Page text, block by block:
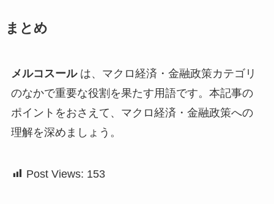
まとめ
メルコスールは、マクロ経済・金融政策カテゴリ
のなかで重要な役割を果たす用語です。本記事の
ポイントをおさえて、マクロ経済・金融政策への
理解を深めましょう。
Post Views: 153